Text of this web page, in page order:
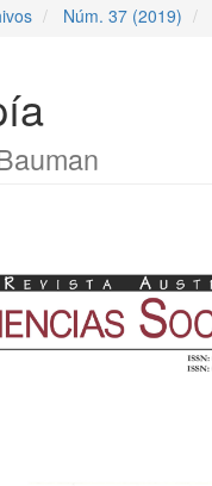
Núm. 37 (2019)